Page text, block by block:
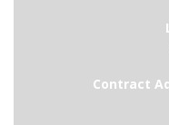
Contract